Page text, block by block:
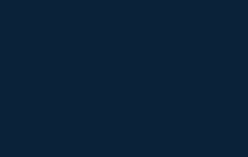
hacerle llegar la mejor
y servicios de acuerdo
Quedan reconocidos los